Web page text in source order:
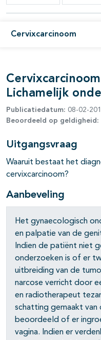
Cervixcarcinoom
open- en
open- en
open- en
open- en
open- en
open- en
Lichamelijk
Publicatiedatum: 08-02-
Beoordeeld op geldigheid:
Uitgangsvraag
Waaruit bestaat het
cervixcarcinoom?
Aanbeveling
Het gynaecologisch
en palpatie van de
Indien de patiënt niet
onderzoeken is of er
uitbreiding van de
narcose verricht door
en radiotherapeut
schatting gemaakt
beoordeeld of er
vagina. Indien er